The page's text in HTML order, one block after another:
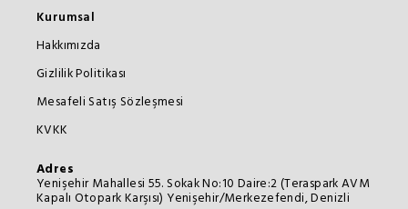
Kurumsal
Hakkımızda
Gizlilik Politikası
Mesafeli Satış Sözleşmesi
KVKK
Adres
Yenişehir Mahallesi 55. Sokak No:10 Daire:2 (Teraspark AVM
Kapalı Otopark Karşısı) Yenişehir/Merkezefendi, Denizli